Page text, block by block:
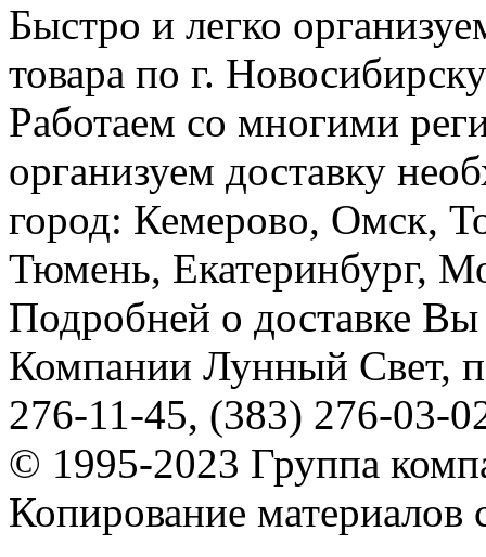
Быстро и легко
товара по г.
Работаем со многими
организуем доставку
город: Кемерово, Омск,
Тюмень, Екатеринбург,
Подробней о доставке
Компании Лунный Свет,
276-11-45, (383) 276-03-
© 1995-2023 Группа
Копирование материалов